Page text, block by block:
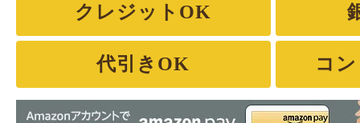
クレジットOK
代引きOK コ